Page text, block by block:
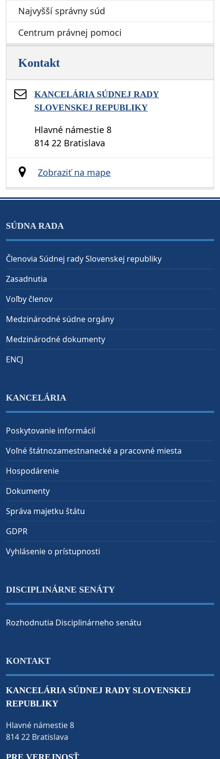
Najvyšší správny súd
Centrum právnej pomoci
Kontakt
KANCELÁRIA SÚDNEJ RADY
SLOVENSKEJ REPUBLIKY
Hlavné námestie 8
814 22 Bratislava
Zobraziť na mape
SÚDNA RADA
Členovia Súdnej rady Slovenskej republiky
Zasadnutia
Voľby členov
Medzinárodné súdne orgány
Medzinárodné dokumenty
ENCJ
KANCELÁRIA
Poskytovanie informácií
Voľné štátnozamestnanecké a pracovné miesta
Hospodárenie
Dokumenty
Správa majetku štátu
GDPR
Vyhlásenie o prístupnosti
DISCIPLINÁRNE SENÁTY
Rozhodnutia Disciplinárneho senátu
KONTAKT
KANCELÁRIA SÚDNEJ RADY SLOVENSKEJ
REPUBLIKY
Hlavné námestie 8
814 22 Bratislava